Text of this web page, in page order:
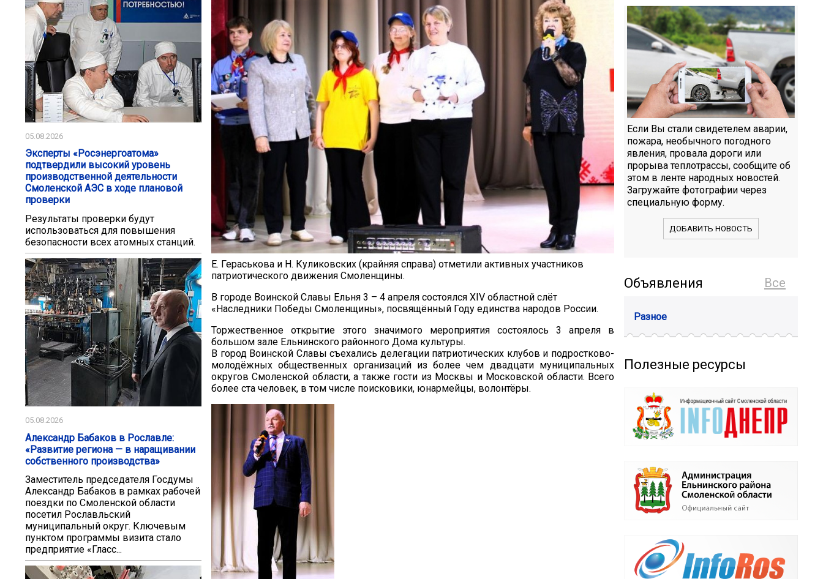
05.08.2026
Эксперты «Росэнергоатома»
подтвердили высокий уровень
производственной деятельности
Смоленской АЭС в ходе плановой
проверки
Результаты проверки будут
использоваться для повышения
безопасности всех атомных станций.
05.08.2026
Александр Бабаков в Рославле:
«Развитие региона — в наращивании
собственного производства»
Заместитель председателя Госдумы
Александр Бабаков в рамках рабочей
поездки по Смоленской области
посетил Рославльский
муниципальный округ. Ключевым
пунктом программы визита стало
предприятие «Гласс...
Е. Гераськова и Н. Куликовских (крайняя справа) отметили активных участников
патриотического движения Смоленщины.
В городе Воинской Славы Ельня 3 – 4 апреля состоялся XIV областной слёт
«Наследники Победы Смоленщины», посвящённый Году единства народов России.
Торжественное открытие этого значимого мероприятия состоялось 3 апреля в
большом зале Ельнинского районного Дома культуры.
В город Воинской Славы съехались делегации патриотических клубов и подростково-
молодёжных общественных организаций из более чем двадцати муниципальных
округов Смоленской области, а также гости из Москвы и Московской области. Всего
более ста человек, в том числе поисковики, юнармейцы, волонтёры.
Если Вы стали свидетелем аварии,
пожара, необычного погодного
явления, провала дороги или
прорыва теплотрассы, сообщите об
этом в ленте народных новостей.
Загружайте фотографии через
специальную форму.
ДОБАВИТЬ НОВОСТЬ
Все
Объявления
Разное
Полезные ресурсы